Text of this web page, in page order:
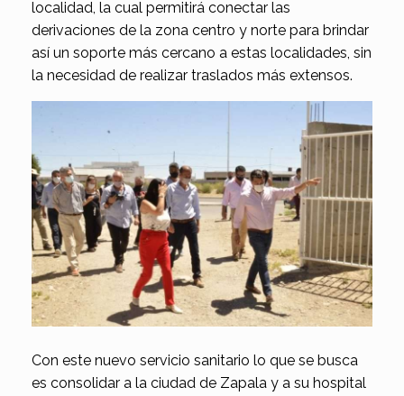
localidad, la cual permitirá conectar las
derivaciones de la zona centro y norte para brindar
así un soporte más cercano a estas localidades, sin
la necesidad de realizar traslados más extensos.
Con este nuevo servicio sanitario lo que se busca
es consolidar a la ciudad de Zapala y a su hospital